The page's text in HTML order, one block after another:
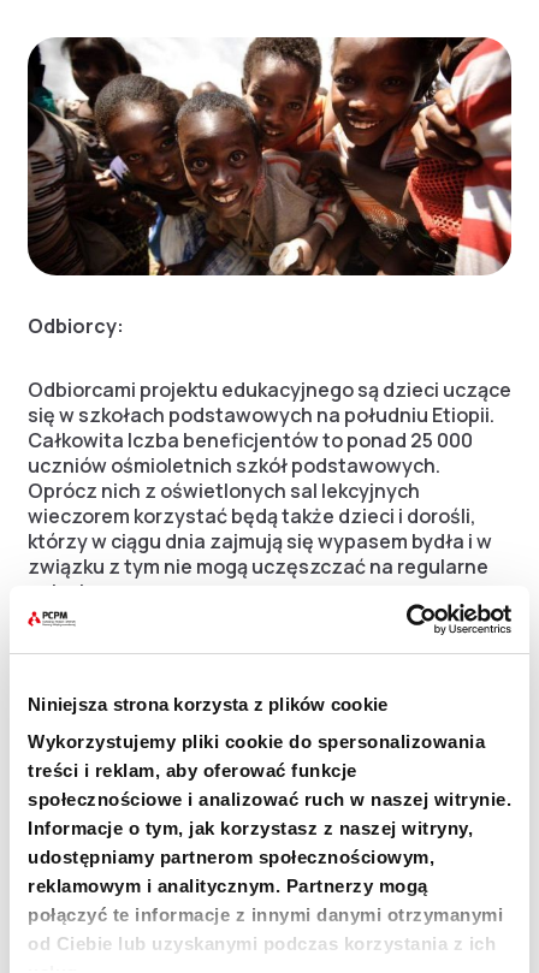
Niniejsza strona korzysta z plików cookie
Wykorzystujemy pliki cookie do spersonalizowania
treści i reklam, aby oferować funkcje
społecznościowe i analizować ruch w naszej witrynie.
Informacje o tym, jak korzystasz z naszej witryny,
udostępniamy partnerom społecznościowym,
reklamowym i analitycznym. Partnerzy mogą
połączyć te informacje z innymi danymi otrzymanymi
od Ciebie lub uzyskanymi podczas korzystania z ich
Odbiorcy:
Odbiorcami projektu edukacyjnego są dzieci uczące
się w szkołach podstawowych na południu Etiopii.
Całkowita lczba beneficjentów to ponad 25 000
uczniów ośmioletnich szkół podstawowych.
Oprócz nich z oświetlonych sal lekcyjnych
wieczorem korzystać będą także dzieci i dorośli,
którzy w ciągu dnia zajmują się wypasem bydła i w
związku z tym nie mogą uczęszczać na regularne
zajęcia.
Odbiorcy projektu to mieszkańcy najsłabiej
regionów Etiopii. Dostęp do edukacji to dla nich
często jedyna szansa na wyrwanie się z kręgu
ubóstwa.
Odbiorcami komponentu realizowanego w regionie
Bishangari są mieszkańcy 3 gmin graniczących z
lasem Kimphe. Szczególnie duży nacisk połozony
jest na dotarcie do społeczności zamieszkującej
tereny na granicy rezerwatu.